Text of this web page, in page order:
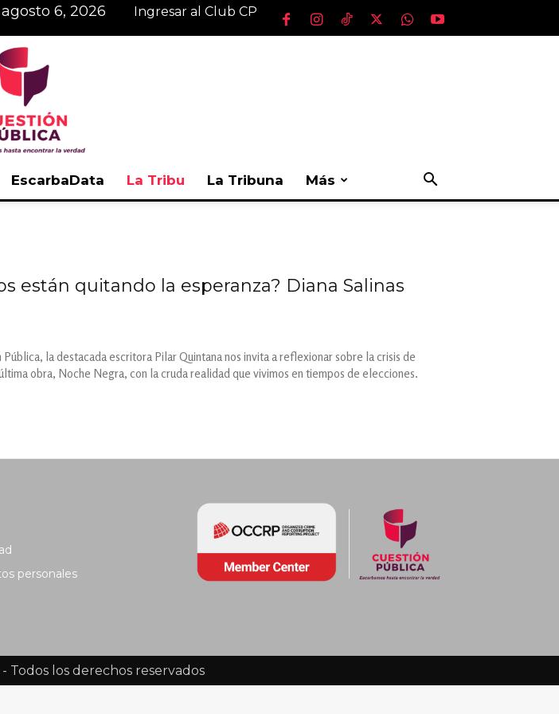
agosto 6, 2026 Ingresar al Club CP
EscarbaData La Tribu La Tribuna Más
están quitando la esperanza? Diana Salinas
la destacada escritora Pilar Quintana nos invita a reflexionar sobre la crisis de
obra, Noche Negra, con la cruda realidad que vivimos en tiempos de elecciones.
personales
Todos los derechos reservados